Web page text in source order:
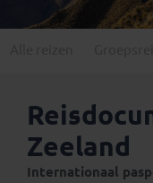
Zeeland
Internationaal